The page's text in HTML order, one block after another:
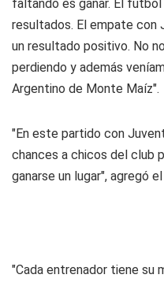
faltando es ganar. El
resultados. El empate con
un resultado positivo. No
perdiendo y además
Argentino de Monte Maíz".
"En este partido con
chances a chicos del club
ganarse un lugar", agregó
"Cada entrenador tiene su